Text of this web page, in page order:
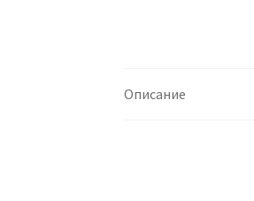
Описание